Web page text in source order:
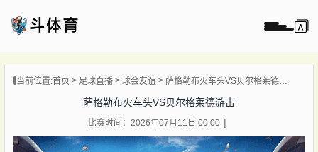
播
像
当前位置:首页 足球直播 球会友谊 萨格勒布火车头VS贝尔格莱德游击
萨格勒布火车头VS贝尔格莱德游击
比赛时间：2026年07月11日 00:00